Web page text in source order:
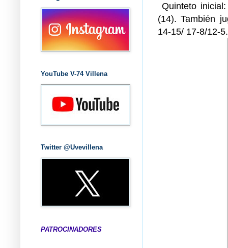
Quinteto
(14). También
14-15/ 17-8/12-5.
YouTube V-74 Villena
Twitter @Uvevillena
PATROCINADORES